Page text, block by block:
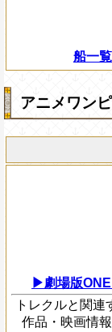
船一覧
アニメワン
▶劇場版
トレクルと関連
作品・映画情報